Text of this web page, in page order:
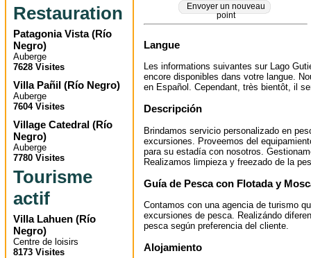
Restauration
Patagonia Vista(Río
Negro)
Auberge
7628 Visites
Villa Pañil (Río Negro)
Auberge
7604 Visites
Village Catedral (Río
Negro)
Auberge
7780 Visites
Tourisme
actif
Villa Lahuen (Río
Negro)
Centre de loisirs
8173 Visites
Envoyer un nouveau
point
Langue
Les informations suivantes sur Lago
encore disponibles dans votre langue.
en Español. Cependant, très bientôt, il
Descripción
Brindamos servicio personalizado en
excursiones. Proveemos del
para su estadía con nosotros.
Realizamos limpieza y freezado de la
Guía de Pesca con Flotada y
Contamos con una agencia de turismo
excursiones de pesca. Realizándo
pesca según preferencia del cliente.
Alojamiento